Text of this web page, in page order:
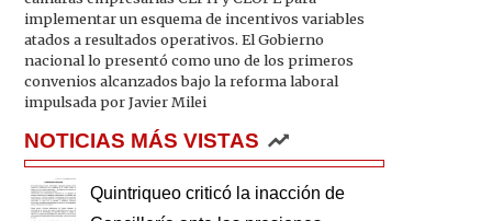
implementar un esquema de incentivos variables
atados a resultados operativos. El Gobierno
nacional lo presentó como uno de los primeros
convenios alcanzados bajo la reforma laboral
impulsada por Javier Milei
NOTICIAS MÁS VISTAS
Quintriqueo criticó la inacción de